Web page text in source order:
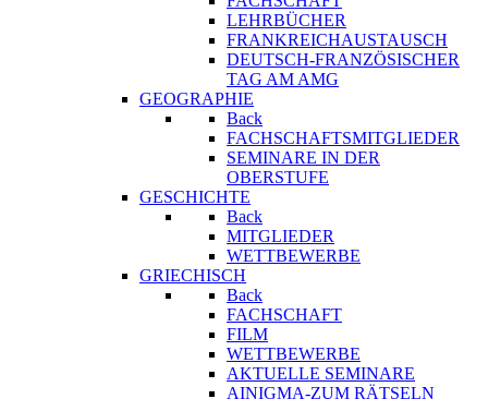
LEHRBÜCHER
FRANKREICHAUSTAUSCH
DEUTSCH-FRANZÖSISCHER
TAG AM AMG
GEOGRAPHIE
Back
FACHSCHAFTSMITGLIEDER
SEMINARE IN DER
OBERSTUFE
GESCHICHTE
Back
MITGLIEDER
WETTBEWERBE
GRIECHISCH
Back
FACHSCHAFT
FILM
WETTBEWERBE
AKTUELLE SEMINARE
AINIGMA-ZUM RÄTSELN